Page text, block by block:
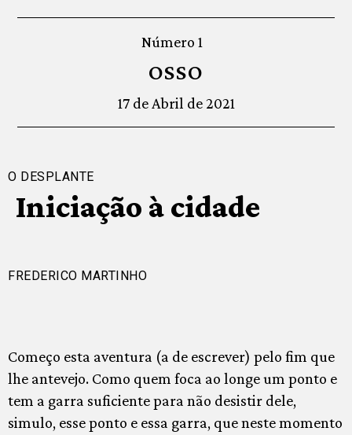
Número 1
OSSO
17 de Abril de 2021
O DESPLANTE
Iniciação à cidade
FREDERICO MARTINHO
Começo esta aventura (a de escrever) pelo fim que
lhe antevejo. Como quem foca ao longe um ponto e
tem a garra suficiente para não desistir dele,
simulo, esse ponto e essa garra, que neste momento